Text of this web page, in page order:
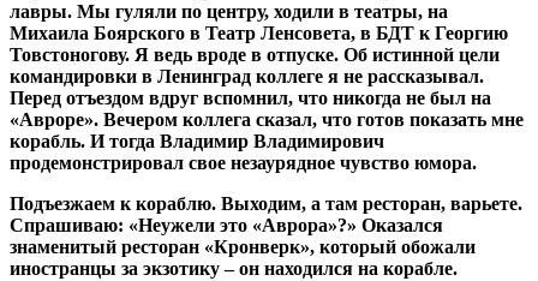
лавры. Мы гуляли по центру, ходили в театры, на
Михаила Боярского в Театр Ленсовета, в БДТ к Георгию
Товстоногову. Я ведь вроде в отпуске. Об истинной цели
командировки в Ленинград коллеге я не рассказывал.
Перед отъездом вдруг вспомнил, что никогда не был на
«Авроре». Вечером коллега сказал, что готов показать мне
корабль. И тогда Владимир Владимирович
продемонстрировал свое незаурядное чувство юмора.
Подъезжаем к кораблю. Выходим, а там ресторан, варьете.
Спрашиваю: «Неужели это «Аврора»?» Оказался
знаменитый ресторан «Кронверк», который обожали
иностранцы за экзотику – он находился на корабле.